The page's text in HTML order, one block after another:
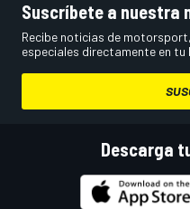
Suscríbete a nuestra
Recibe noticias de
especiales directamente en tu
Descarga